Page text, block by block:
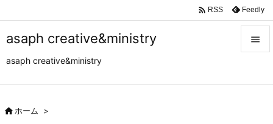
asaph creative&ministry
asaph creative&ministry

 RSS Feedly
ホーム >